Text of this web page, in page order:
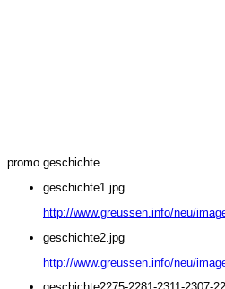
promo geschichte
geschichte1.jpg
http://www.greussen.info/neu/
geschichte2.jpg
http://www.greussen.info/neu/